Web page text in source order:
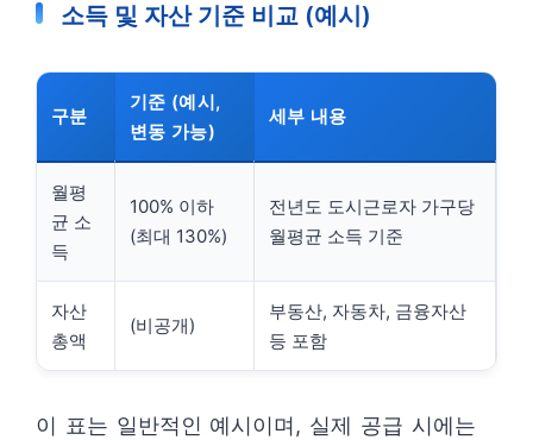
소득 및 자산 기준 비교 (예시)
구분
기준 (예시,
변동 가능)
세부 내용
월평
균 소
득
100% 이하
(최대 130%)
전년도 도시근로자 가구당
월평균 소득 기준
자산
총액
(비공개)
부동산, 자동차, 금융자산
등 포함
이 표는 일반적인 예시이며, 실제 공급 시에는